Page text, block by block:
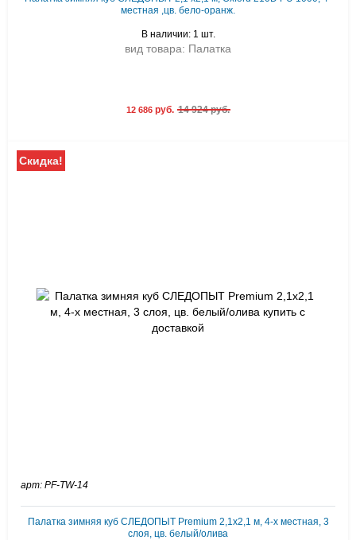
местная ,цв. бело-оранж.
В наличии: 1 шт.
вид товара: Палатка
12 686 руб. 14 924 руб.
Скидка!
арт: PF-TW-14
Палатка зимняя куб СЛЕДОПЫТ Premium 2,1х2,1 м, 4-х местная, 3
слоя, цв. белый/олива